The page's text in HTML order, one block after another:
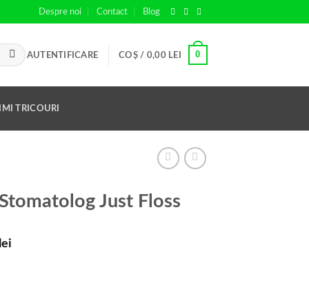
Despre noi Contact Blog
AUTENTIFICARE COȘ / 0,00 LEI 0
TRICOURI
Just Floss
lei